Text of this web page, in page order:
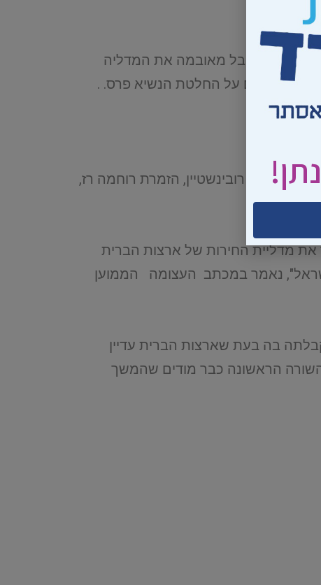
לסרב לקבל מאובמה את המדליה
הם מברכים על החלטת הנשיא פרס. .
אמנון רובינשטיין, הזמרת רוחמה רז,
מדליית החירות של ארצות הברית
נאמר במכתב העצומה הממוען
בה בעת שארצות הברית עדיין
בכירים אמריקנים מהשורה הראשונה כבר מודים שהמשך